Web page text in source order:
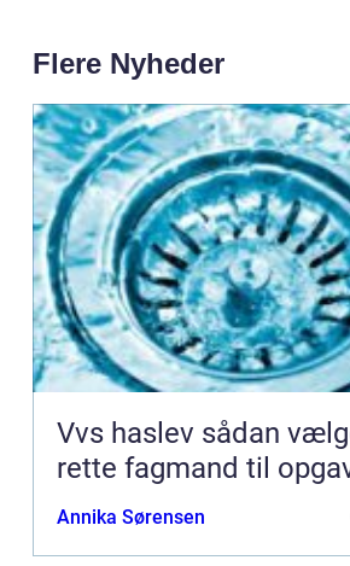
Flere Nyheder
Vvs haslev sådan vælger du den
rette fagmand til
Annika Sørensen